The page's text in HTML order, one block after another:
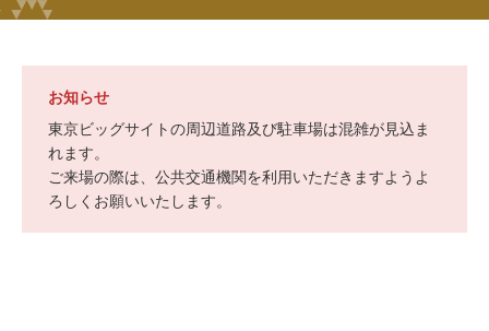
お知らせ
東京ビッグサイトの周辺道路及び駐車場は混雑が見込ま
れます。
ご来場の際は、公共交通機関を利用いただきますようよ
ろしくお願いいたします。